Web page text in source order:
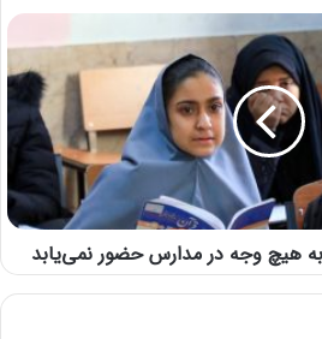
هیچ وجه در مدارس حضور نمی‌یابد